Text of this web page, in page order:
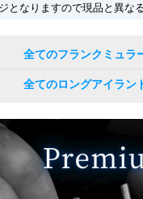
となりますので現品と異な
全てのフランクミュラ
全てのロングアイラン